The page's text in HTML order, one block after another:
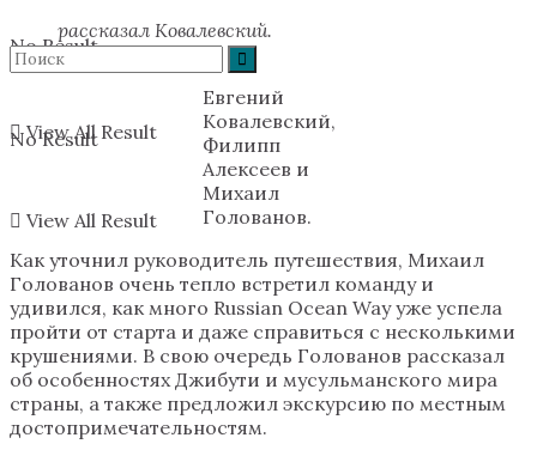
No Result
View All Result
No Result
View All Result
рассказал Ковалевский.
Евгений
Ковалевский,
Филипп
Алексеев и
Михаил
Голованов.
Как уточнил руководитель путешествия, Михаил
Голованов очень тепло встретил команду и
удивился, как много Russian Ocean Way уже успела
пройти от старта и даже справиться с несколькими
крушениями. В свою очередь Голованов рассказал
об особенностях Джибути и мусульманского мира
страны, а также предложил экскурсию по местным
достопримечательностям.